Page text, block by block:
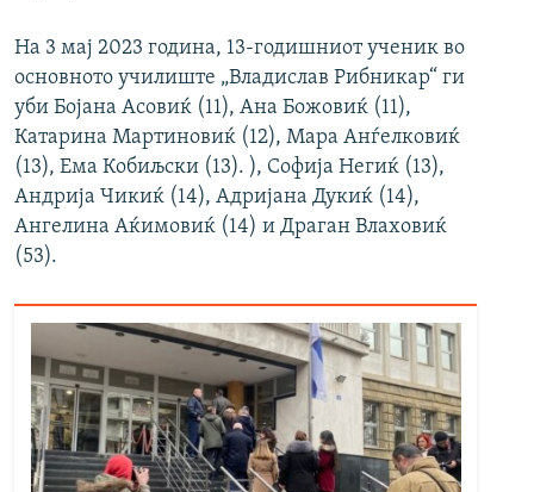
На 3 мај 2023 година, 13-годишниот ученик во
основното училиште „Владислав Рибникар“ ги
уби Бојана Асовиќ (11), Ана Божовиќ (11),
Катарина Мартиновиќ (12), Мара Анѓелковиќ
(13), Ема Кобиљски (13). ), Софија Негиќ (13),
Андрија Чикиќ (14), Адријана Дукиќ (14),
Ангелина Аќимовиќ (14) и Драган Влаховиќ
(53).